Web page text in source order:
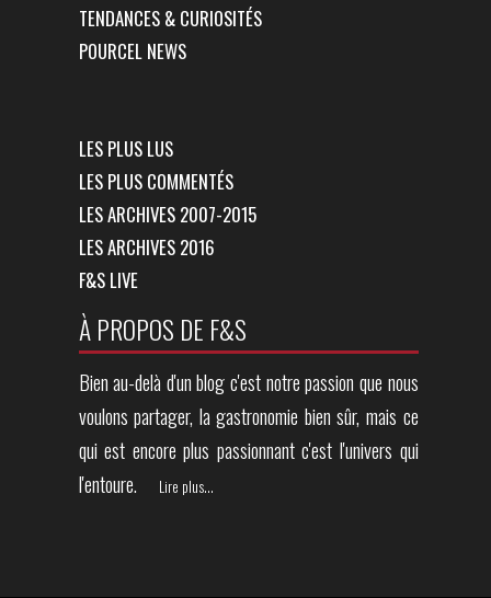
TENDANCES & CURIOSITÉS
POURCEL NEWS
LES PLUS LUS
LES PLUS COMMENTÉS
LES ARCHIVES 2007-2015
LES ARCHIVES 2016
F&S LIVE
À PROPOS DE F&S
Bien au-delà d'un blog c'est notre passion que nous
voulons partager, la gastronomie bien sûr, mais ce
qui est encore plus passionnant c'est l'univers qui
l'entoure.
Lire plus...